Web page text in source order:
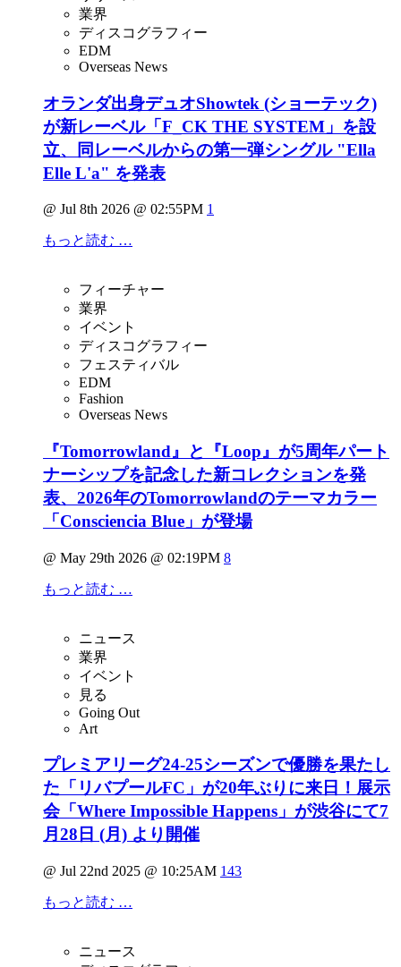
業界
ディスコグラフィー
EDM
Overseas News
オランダ出身デュオShowtek (ショーテック)
が新レーベル「F_CK THE SYSTEM」を設
立、同レーベルからの第一弾シングル "Ella
Elle L'a" を発表
@ Jul 8th 2026 @ 02:55PM 1
もっと読む …
フィーチャー
業界
イベント
ディスコグラフィー
フェスティバル
EDM
Fashion
Overseas News
『Tomorrowland』と『Loop』が5周年パート
ナーシップを記念した新コレクションを発
表、2026年のTomorrowlandのテーマカラー
「Consciencia Blue」が登場
@ May 29th 2026 @ 02:19PM 8
もっと読む …
ニュース
業界
イベント
見る
Going Out
Art
プレミアリーグ24-25シーズンで優勝を果たし
た「リバプールFC」が20年ぶりに来日！展示
会「Where Impossible Happens」が渋谷にて7
月28日 (月) より開催
@ Jul 22nd 2025 @ 10:25AM 143
もっと読む …
ニュース